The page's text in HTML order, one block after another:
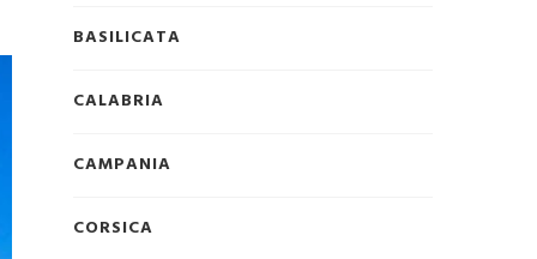
BASILICATA
CALABRIA
CAMPANIA
CORSICA